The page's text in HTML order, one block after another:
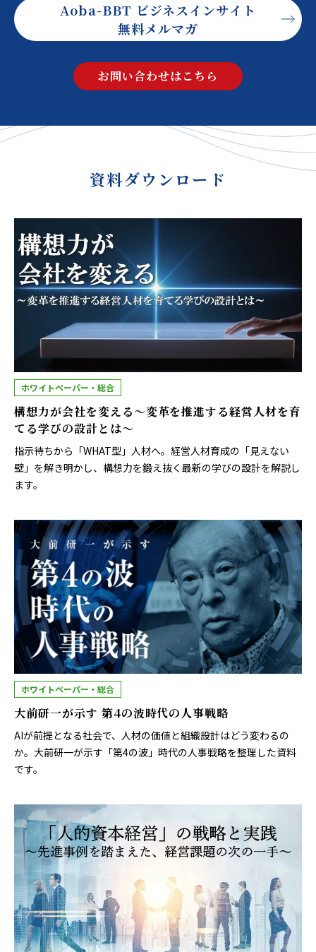
Aoba-BBT ビジネスインサイト
無料メルマガ
お問い合わせはこちら
資料ダウンロード
ホワイトペーパー・総合
構想力が会社を変える～変革を推進する経営人材を育
てる学びの設計とは～
指示待ちから「WHAT型」人材へ。経営人材育成の「見えない
壁」を解き明かし、構想力を鍛え抜く最新の学びの設計を解説し
ます。
ホワイトペーパー・総合
大前研一が示す 第4の波時代の人事戦略
AIが前提となる社会で、人材の価値と組織設計はどう変わるの
か。大前研一が示す「第4の波」時代の人事戦略を整理した資料
です。